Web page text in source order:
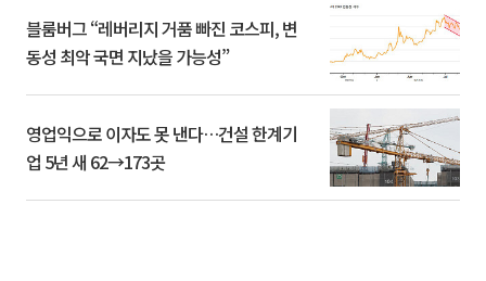
블룸버그 “레버리지 거품 빠진 코스피, 변
동성 최악 국면 지났을 가능성”
영업익으로 이자도 못 낸다…건설 한계기
업 5년 새 62→173곳